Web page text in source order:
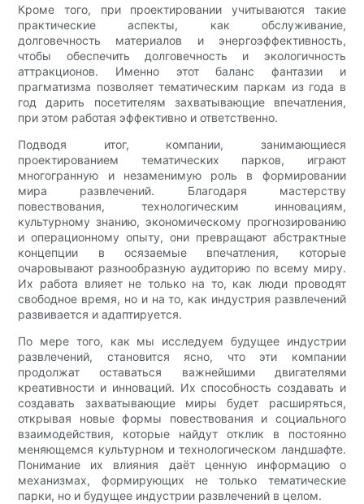
Кроме того, при проектировании учитываются такие
практические аспекты, как обслуживание,
долговечность материалов и энергоэффективность,
чтобы обеспечить долговечность и экологичность
аттракционов. Именно этот баланс фантазии и
прагматизма позволяет тематическим паркам из года в
год дарить посетителям захватывающие впечатления,
при этом работая эффективно и ответственно.
Подводя итог, компании, занимающиеся
проектированием тематических парков, играют
многогранную и незаменимую роль в формировании
мира развлечений. Благодаря мастерству
повествования, технологическим инновациям,
культурному знанию, экономическому прогнозированию
и операционному опыту, они превращают абстрактные
концепции в осязаемые впечатления, которые
очаровывают разнообразную аудиторию по всему миру.
Их работа влияет не только на то, как люди проводят
свободное время, но и на то, как индустрия развлечений
развивается и адаптируется.
По мере того, как мы исследуем будущее индустрии
развлечений, становится ясно, что эти компании
продолжат оставаться важнейшими двигателями
креативности и инноваций. Их способность создавать и
создавать захватывающие миры будет расширяться,
открывая новые формы повествования и социального
взаимодействия, которые найдут отклик в постоянно
меняющемся культурном и технологическом ландшафте.
Понимание их влияния даёт ценную информацию о
механизмах, формирующих не только тематические
парки, но и будущее индустрии развлечений в целом.